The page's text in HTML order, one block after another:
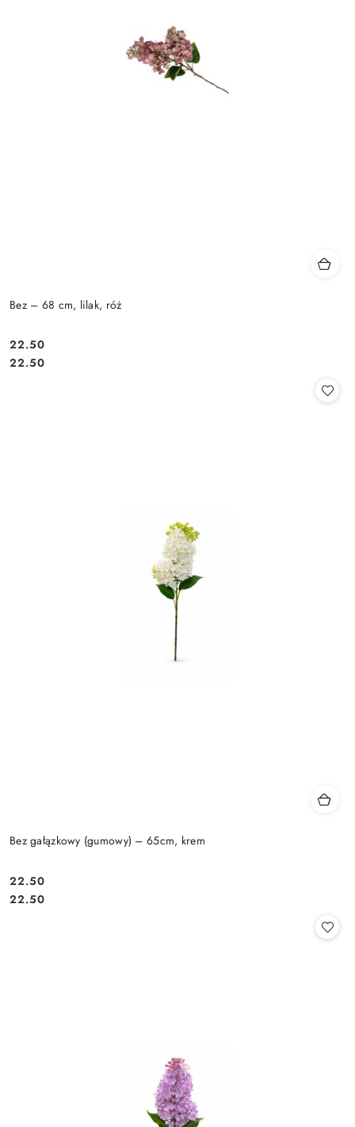
Bez – 68 cm, lilak, róż
Cena:
22.50
Cena:
22.50
Bez gałązkowy (gumowy) – 65cm, krem
Cena:
22.50
Cena:
22.50